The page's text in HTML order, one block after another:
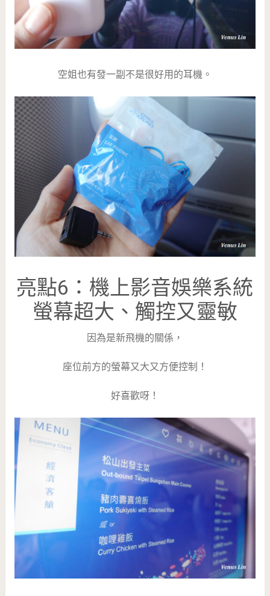
空姐也有發一副不是很好用的耳機。
亮點6：機上影音娛樂系統
螢幕超大、觸控又靈敏
因為是新飛機的關係，
座位前方的螢幕又大又方便控制！
好喜歡呀！